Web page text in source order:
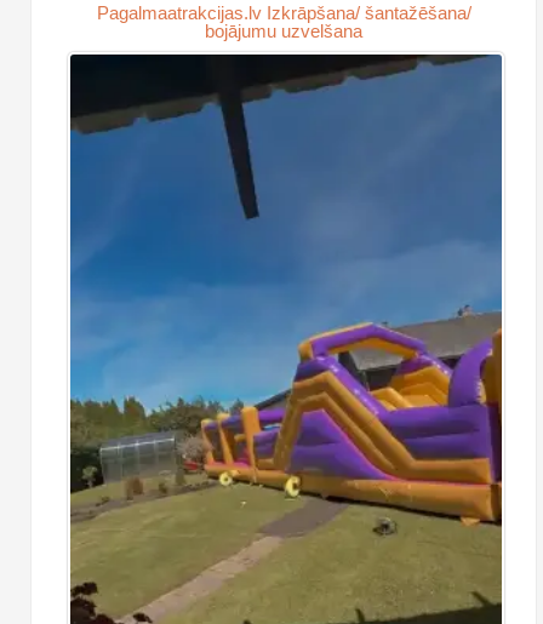
Pagalmaatrakcijas.lv Izkrāpšana/ šantažēšana/
bojājumu uzvelšana